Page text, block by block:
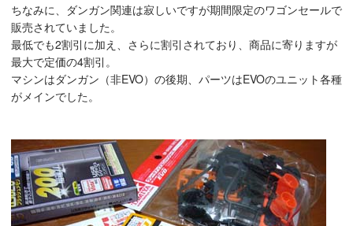
ちなみに、ダンガン関連は寂しいですが期間限定のワゴンセールで
販売されていました。
最低でも2割引に加え、さらに割引されており、商品に寄りますが
最大で定価の4割引。
マシンはダンガン（非EVO）の後期、パーツはEVOのユニット各種
がメインでした。